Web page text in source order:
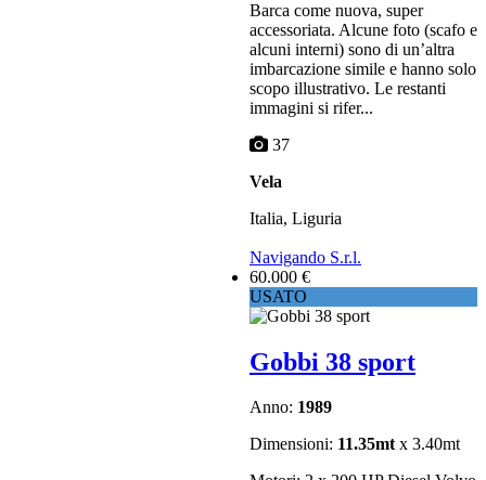
Barca come nuova, super
accessoriata. Alcune foto (scafo e
alcuni interni) sono di un’altra
imbarcazione simile e hanno solo
scopo illustrativo. Le restanti
immagini si rifer...
37
Vela
Italia, Liguria
Navigando S.r.l.
60.000 €
USATO
Gobbi 38 sport
Anno: 1989
Dimensioni: 11.35mtx 3.40mt